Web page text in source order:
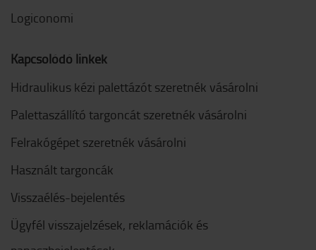
Logiconomi
Kapcsolódó linkek
Hidraulikus kézi palettázót szeretnék vásárolni
Palettaszállító targoncát szeretnék vásárolni
Felrakógépet szeretnék vásárolni
Használt targoncák
Visszaélés-bejelentés
Ügyfél visszajelzések, reklamációk és